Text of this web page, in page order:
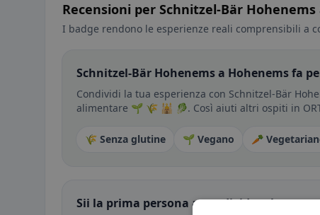
Recensioni per Schnitzel-Bär
I badge rendono le esperienze reali comprensibili a
Schnitzel-Bär Hohenems a Hohenems fa
Condividi la tua esperienza con Schnitzel-Bär
alimentare 🌱 🌾 🕌 🥬. Così aiuti altri ospiti in
🌾 Senza glutine 🌱 Vegano 🥕
Sii la prima persona a condividere la tua